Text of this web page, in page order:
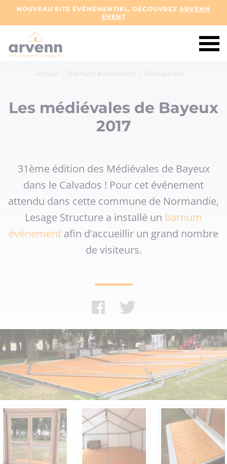
NOUVEAU SITE ÉVÉNEMENTIEL, DÉCOUVREZ ARVENN
EVENT
Accueil / Barnum événement / Réalisations
Les médiévales de Bayeux
2017
31ème édition des Médiévales de Bayeux
dans le Calvados ! Pour cet événement
attendu dans cette commune de Normandie,
Lesage Structure a installé un barnum
événement afin d'accueillir un grand nombre
de visiteurs.